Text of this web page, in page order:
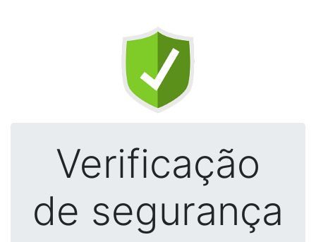
Verificação
de segurança